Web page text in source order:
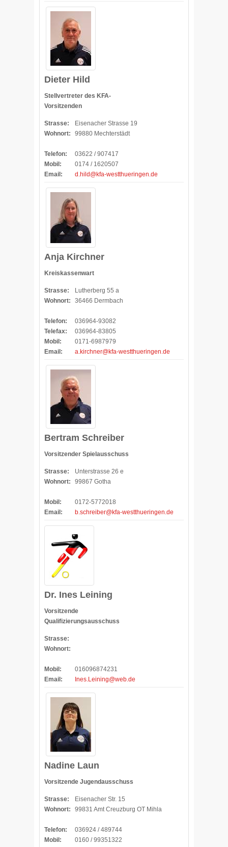
Dieter Hild
Stellvertreter des KFA-
Vorsitzenden
Strasse:
Eisenacher Strasse 19
Wohnort:
99880 Mechterstädt
Telefon:
03622 / 907417
Mobil:
0174 / 1620507
Email:
d.hild@kfa-westthueringen.de
Anja Kirchner
Kreiskassenwart
Strasse:
Lutherberg 55 a
Wohnort:
36466 Dermbach
Telefon:
036964-93082
Telefax:
036964-83805
Mobil:
0171-6987979
Email:
a.kirchner@kfa-westthueringen.de
Bertram Schreiber
Vorsitzender Spielausschuss
Strasse:
Unterstrasse 26 e
Wohnort:
99867 Gotha
Mobil:
0172-5772018
Email:
b.schreiber@kfa-westthueringen.de
Dr. Ines Leining
Vorsitzende
Qualifizierungsausschuss
Strasse:
Wohnort:
Mobil:
016096874231
Email:
Ines.Leining@web.de
Nadine Laun
Vorsitzende Jugendausschuss
Strasse:
Eisenacher Str. 15
Wohnort:
99831 Amt Creuzburg OT Mihla
Telefon:
036924 / 489744
Mobil:
0160 / 99351322